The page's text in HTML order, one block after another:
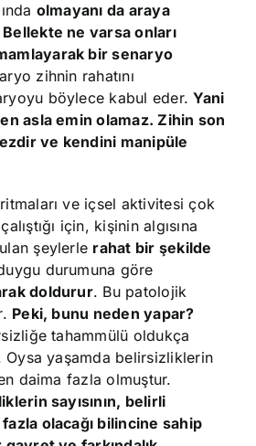
olmayanı da araya
Bellekte ne varsa onları
bir senaryo
zihnin rahatını
böylece kabul eder.Yani
asla emin olamaz. Zihin son
ve kendini manipüle
ve içsel aktivitesi çok
için, kişinin algısına
şeylerle rahat bir şekilde
durumuna göre
doldurur. Bu patolojik
Peki, bunu neden yapar?
tahammülü oldukça
Oysa yaşamda belirsizliklerin
daima fazla olmuştur.
sayısının, belirli
olacağı bilincine sahip